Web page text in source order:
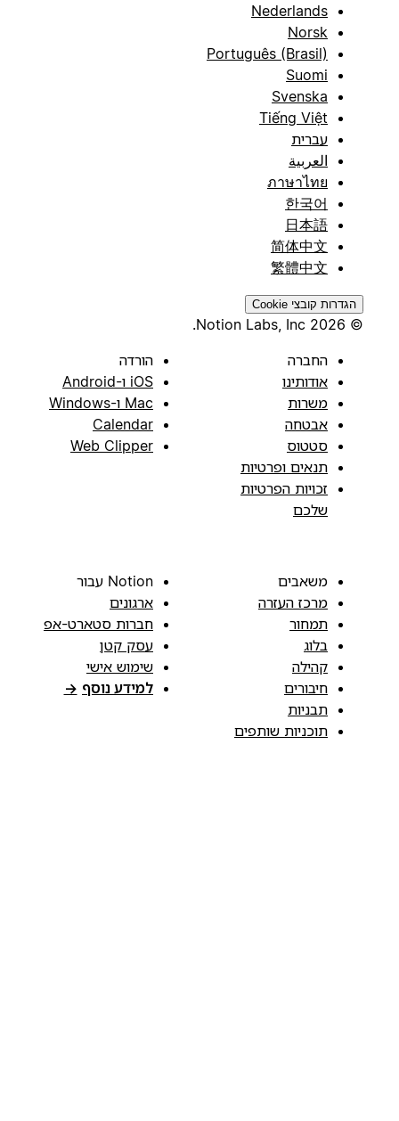
Nederlands
Norsk
Português (Brasil)
Suomi
Svenska
Tiếng Việt
עברית
العربية
ภาษาไทย
한국어
日本語
简体中文
繁體中文
הגדרות קובצי Cookie
החברה
אודותינו
משרות
אבטחה
סטטוס
תנאים ופרטיות
זכויות הפרטיות
שלכם
הורדה
iOS ו-Android
Mac ו-Windows
Calendar
Web Clipper
משאבים
מרכז העזרה
תמחור
בלוג
קהילה
חיבורים
תבניות
תוכניות שותפים
Notion עבור
ארגונים
חברות סטארט-אפ
עסק קטן
שימוש אישי
למידע נוסף →